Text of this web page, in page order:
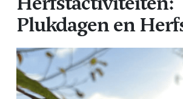
Plukdagen en